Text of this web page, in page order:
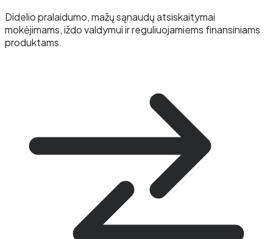
Didelio pralaidumo, mažų sąnaudų atsiskaitymai
mokėjimams, iždo valdymui ir reguliuojamiems finansiniams
produktams.